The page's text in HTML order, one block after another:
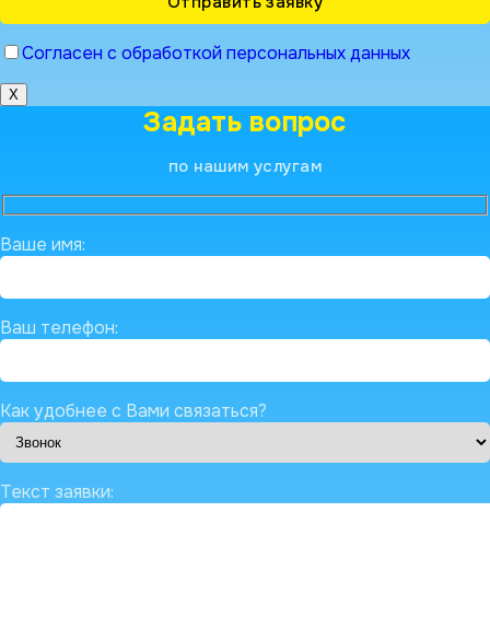
Согласен с обработкой персональных данных
X
Задать вопрос
по нашим услугам
Ваше имя:
Ваш телефон:
Как удобнее с Вами связаться?
Текст заявки: